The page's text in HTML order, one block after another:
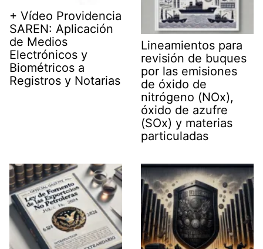
+ Vídeo Providencia
SAREN: Aplicación
de Medios
Electrónicos y
Biométricos a
Registros y Notarias
Lineamientos para
revisión de buques
por las emisiones
de óxido de
nitrógeno (NOx),
óxido de azufre
(SOx) y materias
particuladas